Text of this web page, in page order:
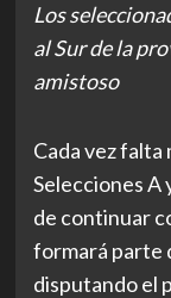
Los
al Sur de la
amistoso
Cada vez
Selecciones A
de continuar
formará parte
disputando el